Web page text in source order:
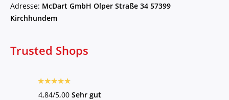
Adresse: McDart GmbH Olper Straße 34 57399
Kirchhundem
Trusted Shops
4,84/5,00 Sehr gut